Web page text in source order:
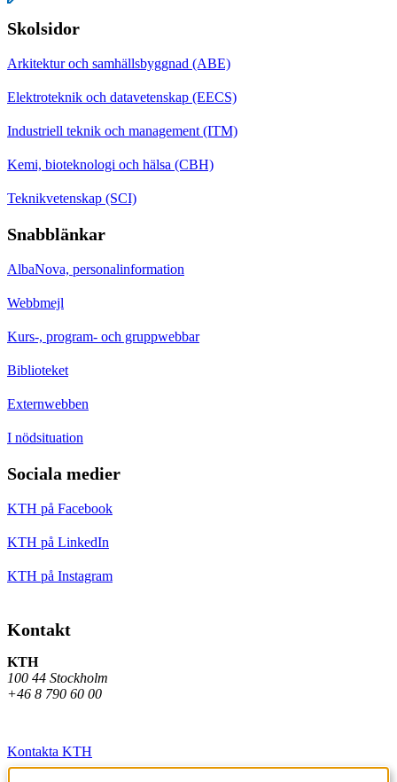
Skolsidor
Arkitektur och samhällsbyggnad (ABE)
Elektroteknik och datavetenskap (EECS)
Industriell teknik och management (ITM)
Kemi, bioteknologi och hälsa (CBH)
Teknikvetenskap (SCI)
Snabblänkar
AlbaNova, personalinformation
Webbmejl
Kurs-, program- och gruppwebbar
Biblioteket
Externwebben
I nödsituation
Sociala medier
KTH på Facebook
KTH på LinkedIn
KTH på Instagram
Kontakt
KTH
100 44 Stockholm
+46 8 790 60 00
Kontakta KTH